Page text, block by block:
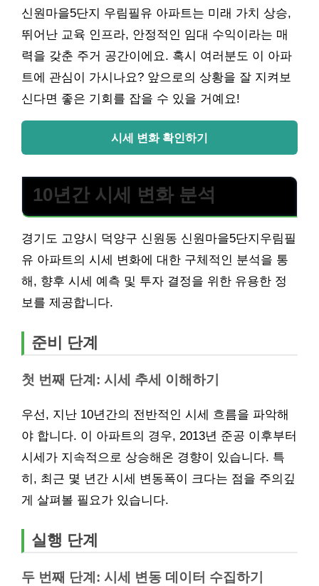
신원마을5단지 우림필유 아파트는 미래 가치 상승,
뛰어난 교육 인프라, 안정적인 임대 수익이라는 매
력을 갖춘 주거 공간이에요. 혹시 여러분도 이 아파
트에 관심이 가시나요? 앞으로의 상황을 잘 지켜보
신다면 좋은 기회를 잡을 수 있을 거예요!
시세 변화 확인하기
10년간 시세 변화 분석
경기도 고양시 덕양구 신원동 신원마을5단지우림필
유 아파트의 시세 변화에 대한 구체적인 분석을 통
해, 향후 시세 예측 및 투자 결정을 위한 유용한 정
보를 제공합니다.
준비 단계
첫 번째 단계: 시세 추세 이해하기
우선, 지난 10년간의 전반적인 시세 흐름을 파악해
야 합니다. 이 아파트의 경우, 2013년 준공 이후부터
시세가 지속적으로 상승해온 경향이 있습니다. 특
히, 최근 몇 년간 시세 변동폭이 크다는 점을 주의깊
게 살펴볼 필요가 있습니다.
실행 단계
두 번째 단계: 시세 변동 데이터 수집하기